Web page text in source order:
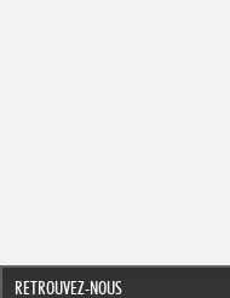
RETROUVEZ-NOUS